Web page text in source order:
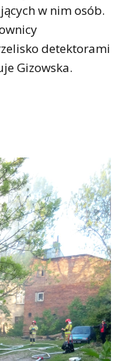
w nim osób.
detektorami
Gizowska.